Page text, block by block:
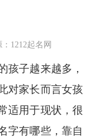
：1212起名网
孩子越来越多，
对家长而言女孩
适用于现状，很
字有哪些，靠自